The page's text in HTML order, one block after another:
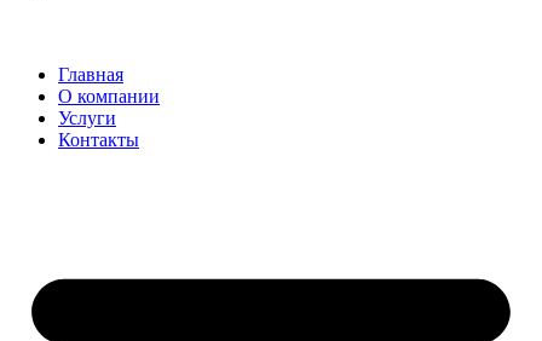
Главная
О компании
Услуги
Контакты